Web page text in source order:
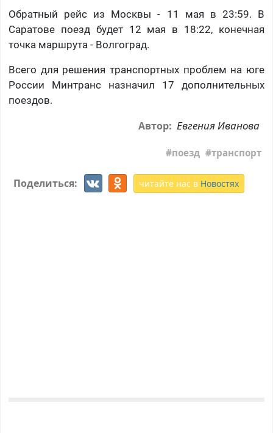
Обратный рейс из Москвы - 11 мая в 23:59. В
Саратове поезд будет 12 мая в 18:22, конечная
точка маршрута - Волгоград.
Всего для решения транспортных проблем на юге
России Минтранс назначил 17 дополнительных
поездов.
Автор: Евгения Иванова
поезд транспорт
Поделиться: читайте нас в Новостях